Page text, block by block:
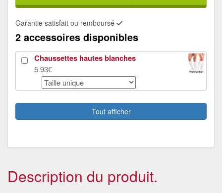
Garantie satisfait ou remboursé
2 accessoires disponibles
Chaussettes hautes blanches
5.93€
Tout afficher
Description du produit.